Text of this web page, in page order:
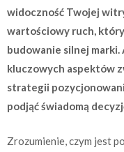
widoczność Twojej
wartościowy ruch,
budowanie silnej
kluczowych aspektów
strategii
podjąć świadomą
Zrozumienie, czym jest